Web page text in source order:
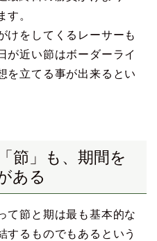
す。
けをしてくるレーサーも
が近い節はボーダーライ
を立てる事が出来るとい
節」も、期間を
ある
て節と期は最も基本的な
するものでもあるという